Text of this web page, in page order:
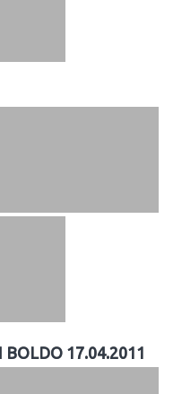
BOLDO 17.04.2011